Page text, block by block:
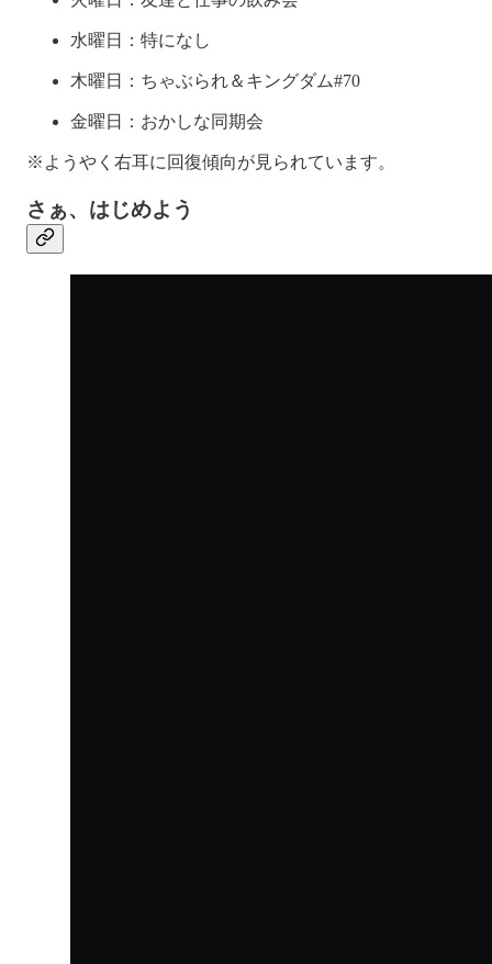
水曜日：特になし
木曜日：ちゃぶられ＆キングダム#70
金曜日：おかしな同期会
※ようやく右耳に回復傾向が見られています。
さぁ、はじめよう